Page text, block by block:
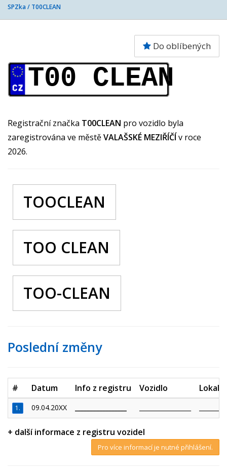
SPZka / T00CLEAN
Do oblíbených
T00 CLEAN
Registrační značka T00CLEAN pro vozidlo byla
zaregistrována ve městěVALAŠSKÉ MEZIŘÍČÍv roce
2026.
TOOCLEAN
TOO CLEAN
TOO-CLEAN
Poslední změny
# Datum Info z registru Vozidlo
1. 09.04.20XX
+ další informace z registru vozidel
Pro více informací je nutné přihlášení.